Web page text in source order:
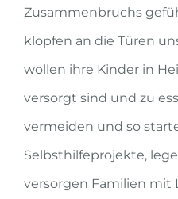
Zusammenbruchs
klopfen an die Türen
wollen ihre Kinder in
ver­sorgt sind und zu
vermeiden und so
Selbsthilfeprojekte,
versorgen Familien